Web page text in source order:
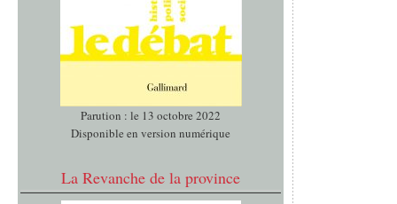
Parution : le 13 octobre 2022
Disponible en version numérique
La Revanche de la province